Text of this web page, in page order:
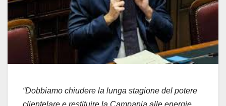
“Dobbiamo chiudere la lunga stagione del potere
clientelare e restituire la Campania alle energie